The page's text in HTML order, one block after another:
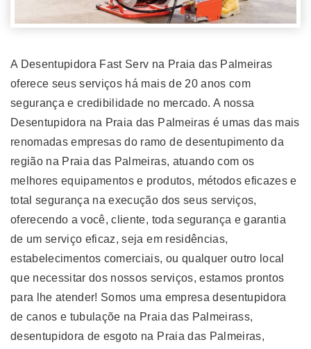
A Desentupidora Fast Serv na Praia das Palmeiras
oferece seus serviços há mais de 20 anos com
segurança e credibilidade no mercado. A nossa
Desentupidora na Praia das Palmeiras é umas das mais
renomadas empresas do ramo de desentupimento da
região na Praia das Palmeiras, atuando com os
melhores equipamentos e produtos, métodos eficazes e
total segurança na execução dos seus serviços,
oferecendo a você, cliente, toda segurança e garantia
de um serviço eficaz, seja em residências,
estabelecimentos comerciais, ou qualquer outro local
que necessitar dos nossos serviços, estamos prontos
para lhe atender! Somos uma empresa desentupidora
de canos e tubulaçõe na Praia das Palmeirass,
desentupidora de esgoto na Praia das Palmeiras,